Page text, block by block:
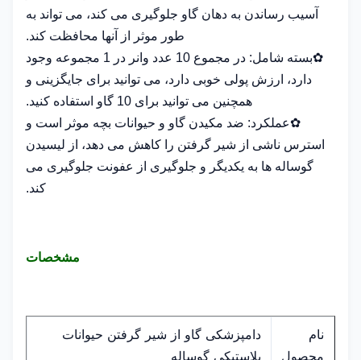
آسیب رساندن به دهان گاو جلوگیری می کند، می تواند به
طور موثر از آنها محافظت کند.
✿بسته شامل: در مجموع 10 عدد وانر در 1 مجموعه وجود
دارد، ارزش پولی خوبی دارد، می توانید برای جایگزینی و
همچنین می توانید برای 10 گاو استفاده کنید.
✿عملکرد: ضد مکیدن گاو و حیوانات بچه موثر است و
استرس ناشی از شیر گرفتن را کاهش می دهد، از لیسیدن
گوساله ها به یکدیگر و جلوگیری از عفونت جلوگیری می
کند.
مشخصات
نام
محصول
دامپزشکی گاو از شیر گرفتن حیوانات
پلاستیکی گوساله